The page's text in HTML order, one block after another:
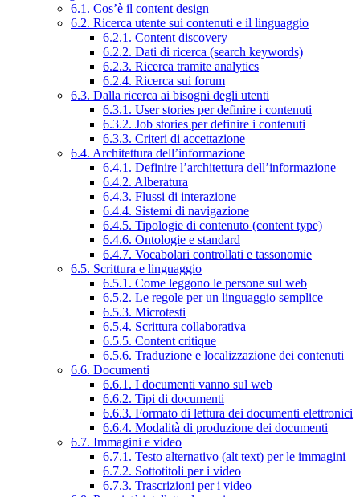
6.1. Cos’è il content design
6.2. Ricerca utente sui contenuti e il linguaggio
6.2.1. Content discovery
6.2.2. Dati di ricerca (search keywords)
6.2.3. Ricerca tramite analytics
6.2.4. Ricerca sui forum
6.3. Dalla ricerca ai bisogni degli utenti
6.3.1. User stories per definire i contenuti
6.3.2. Job stories per definire i contenuti
6.3.3. Criteri di accettazione
6.4. Architettura dell’informazione
6.4.1. Definire l’architettura dell’informazione
6.4.2. Alberatura
6.4.3. Flussi di interazione
6.4.4. Sistemi di navigazione
6.4.5. Tipologie di contenuto (content type)
6.4.6. Ontologie e standard
6.4.7. Vocabolari controllati e tassonomie
6.5. Scrittura e linguaggio
6.5.1. Come leggono le persone sul web
6.5.2. Le regole per un linguaggio semplice
6.5.3. Microtesti
6.5.4. Scrittura collaborativa
6.5.5. Content critique
6.5.6. Traduzione e localizzazione dei contenuti
6.6. Documenti
6.6.1. I documenti vanno sul web
6.6.2. Tipi di documenti
6.6.3. Formato di lettura dei documenti elettronici
6.6.4. Modalità di produzione dei documenti
6.7. Immagini e video
6.7.1. Testo alternativo (alt text) per le immagini
6.7.2. Sottotitoli per i video
6.7.3. Trascrizioni per i video